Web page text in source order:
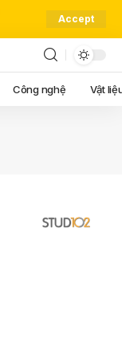
Accept
Công nghệ Vật